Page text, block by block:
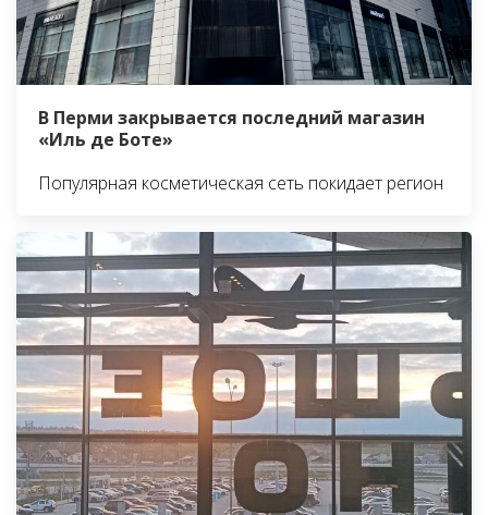
В Перми закрывается последний магазин
«Иль де Боте»
Популярная косметическая сеть покидает регион